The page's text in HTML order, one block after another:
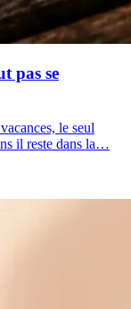
pas se
le seul
il reste dans la…